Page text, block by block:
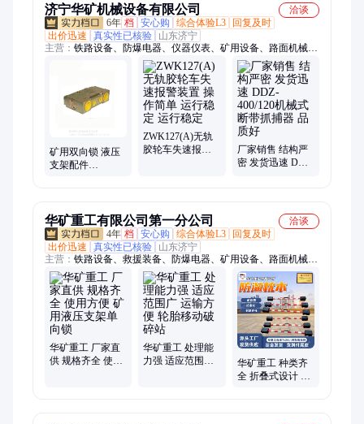
济宁华矿机械设备有限公司
洽谈
6年 档 安心购 综合体验L3
回复及时
出价迅速
真实性已核验
山东济宁
主营： 铁路设备、防爆电器、仪器仪表、矿用设备、路面机械、
矿用双向锁 液压
支架配件
ZWK127(A)无轨
胶轮车失速报警
厂家销售 结构严
密 发货迅速 DDZ-
华矿重工有限公司第一分公司
洽谈
4年 档 安心购 综合体验L3
回复及时
出价迅速
真实性已核验
山东济宁
主营： 铁路设备、救援装备、防爆电器、矿用设备、路面机械、
工程机械
华矿重工 厂家直
供 规格齐全 使用
华矿重工 处理能
力强 适应范围广
华矿重工 种类齐
全 折叠式设计 带